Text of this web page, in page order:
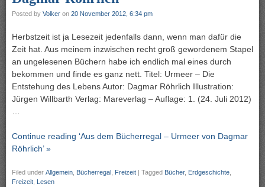
Posted by Volker on 20 November 2012, 6:34 pm
Herbstzeit ist ja Lesezeit jedenfalls dann, wenn man dafür die
Zeit hat. Aus meinem inzwischen recht groß gewordenem Stapel
an ungelesenen Büchern habe ich endlich mal eines durch
bekommen und finde es ganz nett. Titel: Urmeer – Die
Entstehung des Lebens Autor: Dagmar Röhrlich Illustration:
Jürgen Willbarth Verlag: Mareverlag – Auflage: 1. (24. Juli 2012)
Continue reading ‘Aus dem Bücherregal – Urmeer von Dagmar
Röhrlich’ »
Filed under Allgemein Bücherregal Freizeit | Tagged Bücher, Erdgeschichte
Freizeit Lesen